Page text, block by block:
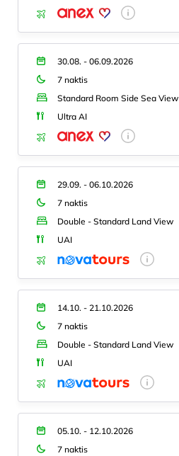
30.08. - 06.09.2026
7 naktis
Standard Room Side Sea View
Ultra AI
29.09. - 06.10.2026
7 naktis
Double - Standard Land View
UAI
14.10. - 21.10.2026
7 naktis
Double - Standard Land View
UAI
05.10. - 12.10.2026
7 naktis